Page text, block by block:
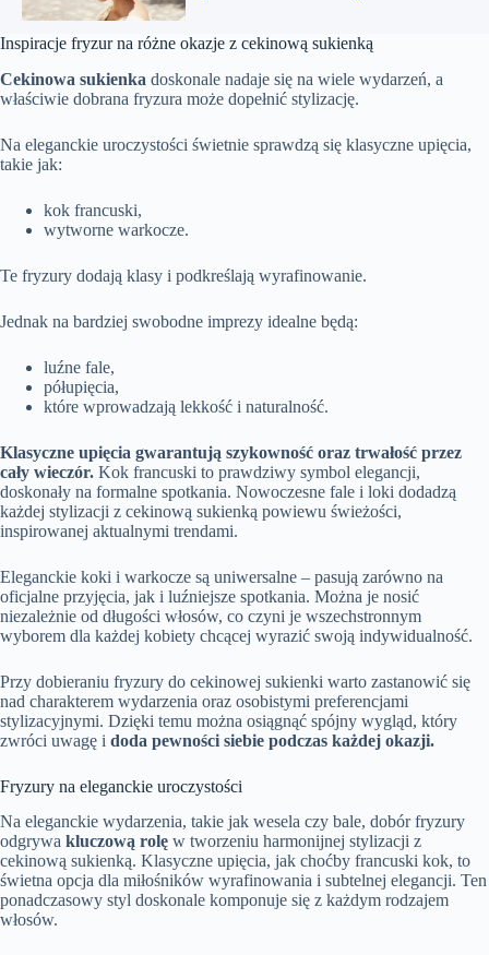
Inspiracje fryzur na różne okazje z cekinową sukienką
Cekinowa sukienka doskonale nadaje się na wiele wydarzeń, a
właściwie dobrana fryzura może dopełnić stylizację.
Na eleganckie uroczystości świetnie sprawdzą się klasyczne upięcia,
takie jak:
kok francuski,
wytworne warkocze.
Te fryzury dodają klasy i podkreślają wyrafinowanie.
Jednak na bardziej swobodne imprezy idealne będą:
luźne fale,
półupięcia,
które wprowadzają lekkość i naturalność.
Klasyczne upięcia gwarantują szykowność oraz trwałość przez
cały wieczór. Kok francuski to prawdziwy symbol elegancji,
doskonały na formalne spotkania. Nowoczesne fale i loki dodadzą
każdej stylizacji z cekinową sukienką powiewu świeżości,
inspirowanej aktualnymi trendami.
Eleganckie koki i warkocze są uniwersalne – pasują zarówno na
oficjalne przyjęcia, jak i luźniejsze spotkania. Można je nosić
niezależnie od długości włosów, co czyni je wszechstronnym
wyborem dla każdej kobiety chcącej wyrazić swoją indywidualność.
Przy dobieraniu fryzury do cekinowej sukienki warto zastanowić się
nad charakterem wydarzenia oraz osobistymi preferencjami
stylizacyjnymi. Dzięki temu można osiągnąć spójny wygląd, który
zwróci uwagę i doda pewności siebie podczas każdej okazji.
Fryzury na eleganckie uroczystości
Na eleganckie wydarzenia, takie jak wesela czy bale, dobór fryzury
odgrywa kluczową rolę w tworzeniu harmonijnej stylizacji z
cekinową sukienką. Klasyczne upięcia, jak choćby francuski kok, to
świetna opcja dla miłośników wyrafinowania i subtelnej elegancji. Ten
ponadczasowy styl doskonale komponuje się z każdym rodzajem
włosów.